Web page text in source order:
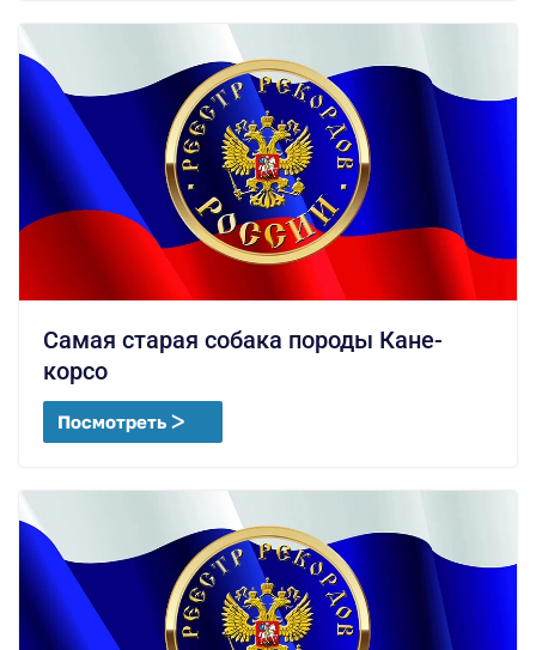
Самая старая собака породы Кане-
корсо
Посмотреть ᐳ